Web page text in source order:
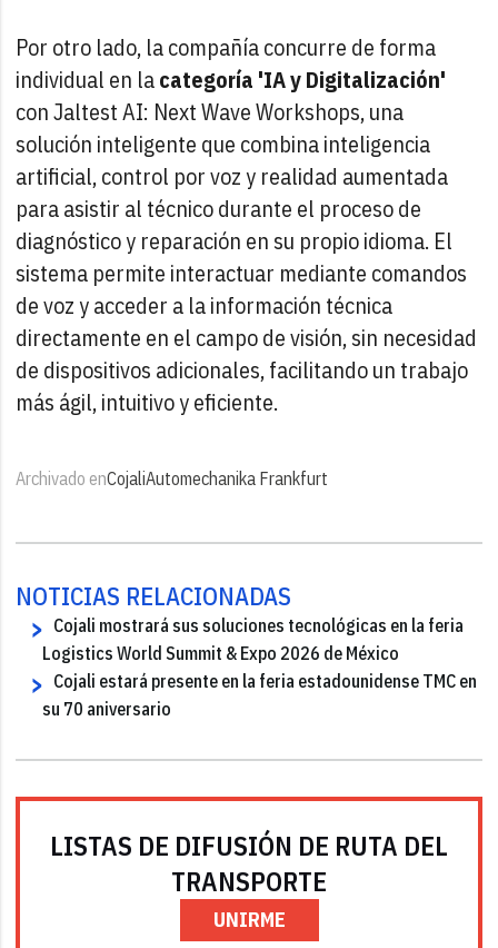
Por otro lado, la compañía concurre de forma
individual en lacategoría 'IA y Digitalización'
con Jaltest AI: Next Wave Workshops, una
solución inteligente que combina inteligencia
artificial, control por voz y realidad aumentada
para asistir al técnico durante el proceso de
diagnóstico y reparación en su propio idioma. El
sistema permite interactuar mediante comandos
de voz y acceder a la información técnica
directamente en el campo de visión, sin necesidad
de dispositivos adicionales, facilitando un trabajo
más ágil, intuitivo y eficiente.
Archivado enCojaliAutomechanika Frankfurt
NOTICIAS RELACIONADAS
Cojali mostrará sus soluciones tecnológicas en la feria
Logistics World Summit & Expo 2026 de México
Cojali estará presente en la feria estadounidense TMC en
su 70 aniversario
LISTAS DE DIFUSIÓN DE RUTA DEL
TRANSPORTE
UNIRME